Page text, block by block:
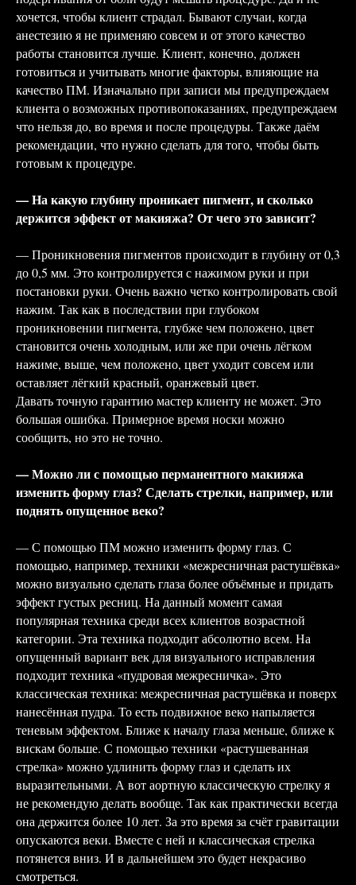
хочется, чтобы клиент страдал. Бывают случаи, когда
анестезию я не применяю совсем и от этого качество
работы становится лучше. Клиент, конечно, должен
готовиться и учитывать многие факторы, влияющие на
качество ПМ. Изначально при записи мы предупреждаем
клиента о возможных противопоказаниях, предупреждаем
что нельзя до, во время и после процедуры. Также даём
рекомендации, что нужно сделать для того, чтобы быть
готовым к процедуре.
— На какую глубину проникает пигмент, и сколько
держится эффект от макияжа? От чего это зависит?
— Проникновения пигментов происходит в глубину от 0,3
до 0,5 мм. Это контролируется с нажимом руки и при
постановки руки. Очень важно четко контролировать свой
нажим. Так как в последствии при глубоком
проникновении пигмента, глубже чем положено, цвет
становится очень холодным, или же при очень лёгком
нажиме, выше, чем положено, цвет уходит совсем или
оставляет лёгкий красный, оранжевый цвет.
Давать точную гарантию мастер клиенту не может. Это
большая ошибка. Примерное время носки можно
сообщить, но это не точно.
— Можно ли с помощью перманентного макияжа
изменить форму глаз? Сделать стрелки, например, или
поднять опущенное веко?
— С помощью ПМ можно изменить форму глаз. С
помощью, например, техники «межресничная растушёвка»
можно визуально сделать глаза более объёмные и придать
эффект густых ресниц. На данный момент самая
популярная техника среди всех клиентов возрастной
категории. Эта техника подходит абсолютно всем. На
опущенный вариант век для визуального исправления
подходит техника «пудровая межресничка». Это
классическая техника: межресничная растушёвка и поверх
нанесённая пудра. То есть подвижное веко напыляется
теневым эффектом. Ближе к началу глаза меньше, ближе к
вискам больше. С помощью техники «растушеванная
стрелка» можно удлинить форму глаз и сделать их
выразительными. А вот аортную классическую стрелку я
не рекомендую делать вообще. Так как практически всегда
она держится более 10 лет. За это время за счёт гравитации
опускаются веки. Вместе с ней и классическая стрелка
потянется вниз. И в дальнейшем это будет некрасиво
смотреться.